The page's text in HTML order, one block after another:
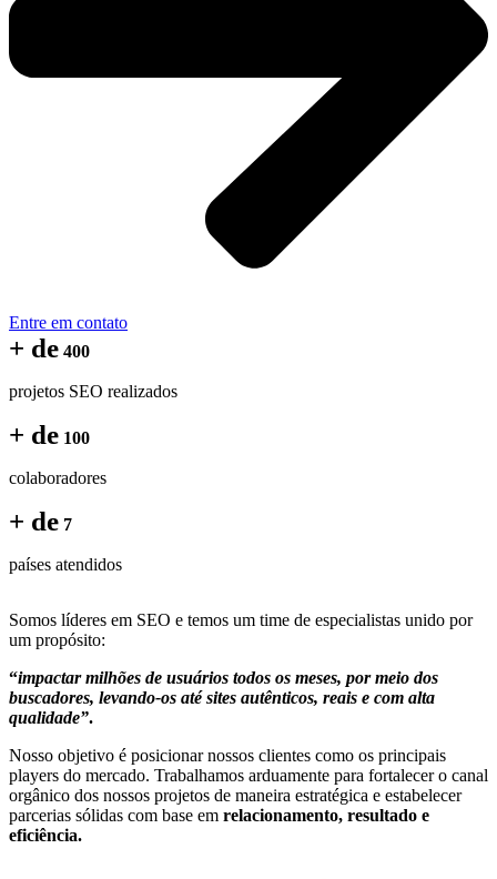
Entre em contato
+ de 400
projetos SEO realizados
+ de 100
colaboradores
+ de 7
países atendidos
Somos líderes em SEO e temos um time de especialistas unido por
um propósito:
“impactar milhões de usuários todos os meses, por meio dos
buscadores, levando-os até sites autênticos, reais e com alta
qualidade”.
Nosso objetivo é posicionar nossos clientes como os principais
players do mercado. Trabalhamos arduamente para fortalecer o canal
orgânico dos nossos projetos de maneira estratégica e estabelecer
parcerias sólidas com base em relacionamento, resultado e
eficiência.